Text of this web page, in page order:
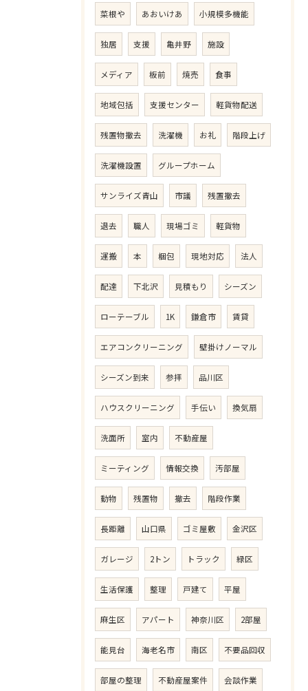
菜根や あおいけあ 小規模多機能
独居 支援 亀井野 施設
メディア 板前 焼売 食事
地域包括 支援センター 軽貨物配送
残置物撤去 洗濯機 お礼 階段上げ
洗濯機設置 グループホーム
サンライズ青山 市議 残置撤去
退去 職人 現場ゴミ 軽貨物
運搬 本 梱包 現地対応 法人
配達 下北沢 見積もり シーズン
ローテーブル 1K 鎌倉市 賃貸
エアコンクリーニング 壁掛けノーマル
シーズン到来 参拝 品川区
ハウスクリーニング 手伝い 換気扇
洗面所 室内 不動産屋
ミーティング 情報交換 汚部屋
動物 残置物 撤去 階段作業
長距離 山口県 ゴミ屋敷 金沢区
ガレージ 2トン トラック 緑区
生活保護 整理 戸建て 平屋
麻生区 アパート 神奈川区 2部屋
能見台 海老名市 南区 不要品回収
部屋の整理 不動産屋案件 会談作業